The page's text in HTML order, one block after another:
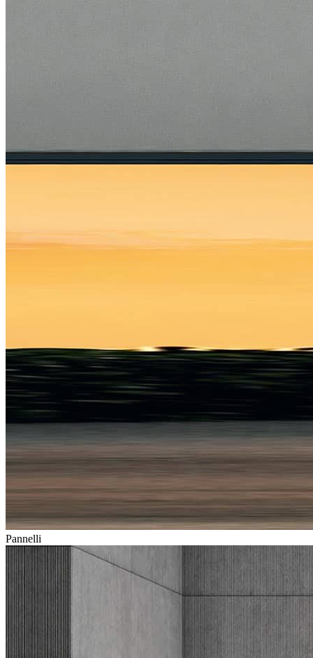
Pannelli